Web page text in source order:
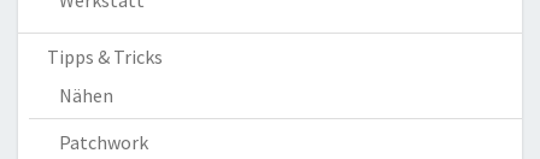
Tipps & Tricks
Nähen
Patchwork